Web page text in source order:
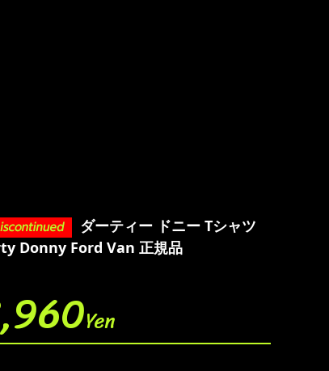
ダーティー ドニー Tシャツ
Donny Ford Van 正規品
Yen